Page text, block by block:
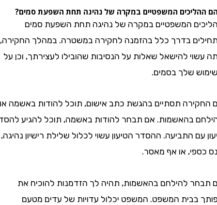
המשפטיים במקרה של נהיגה תחת השפעת סמים?
המשפטיים במקרה של נהיגה תחת השפעת סמים
בדרך כלל בהזמנה לחקירה במשטרה. במהלך החקירה,
להישאל שאלות על הנסיבות שהובילו לעצירתך, וכן על
שלך בסמים.
תסתיים בהגשת כתב אישום, תוכל להודות באשמה או
בהאשמות. אם תבחר להודות באשמה, תוכל להגיע להסדר
התביעה. ההסדר הטיעון עשוי לכלול שלילת רישיון נהיגה,
או אף מאסר.
להילחם בהאשמות, תהיה לך הזדמנות להוכיח את
המשפט. המשפט יכלול עדויות של עדים מטעם